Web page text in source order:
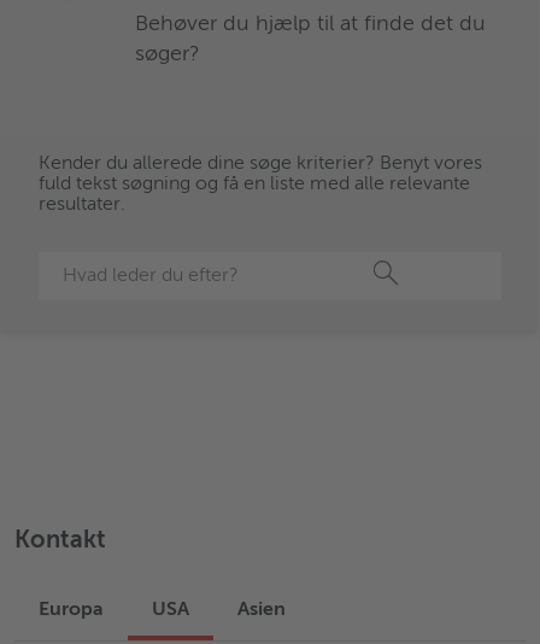
Behøver du hjælp til at finde det du
søger?
Kender du allerede dine søge kriterier? Benyt vores
fuld tekst søgning og få en liste med alle relevante
resultater.
Kontakt
Europa USA Asien